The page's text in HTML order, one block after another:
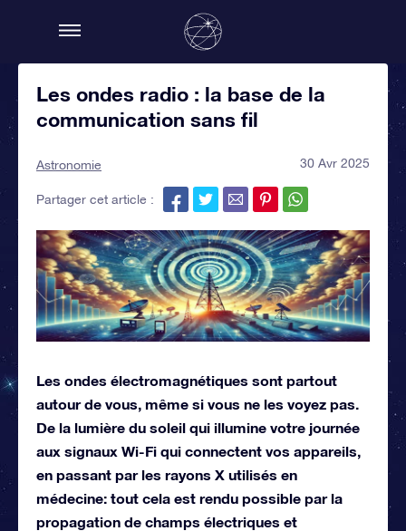
Les ondes radio : la base de la
communication sans fil
Astronomie 30 Avr 2025
Partager cet article :
Les ondes électromagnétiques sont partout
autour de vous, même si vous ne les voyez pas.
De la lumière du soleil qui illumine votre journée
aux signaux Wi-Fi qui connectent vos appareils,
en passant par les rayons X utilisés en
médecine: tout cela est rendu possible par la
propagation de champs électriques et